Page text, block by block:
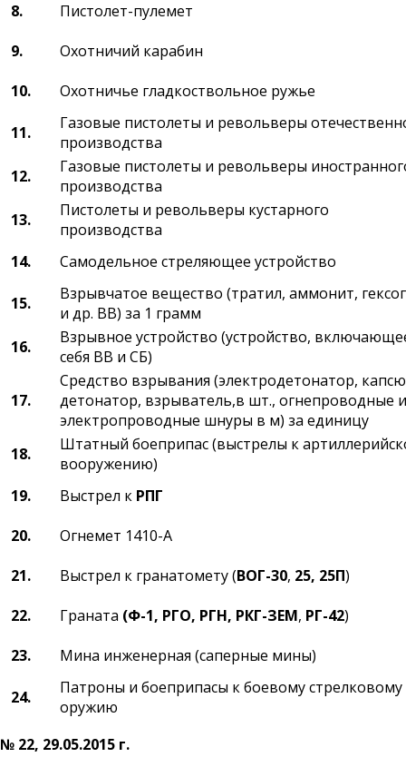
8.
Пистолет-пулемет
9.
Охотничий карабин
10.
Охотничье гладкоствольное ружье
11.
Газовые пистолеты и револьверы
производства
12.
Газовые пистолеты и револьверы
производства
13.
Пистолеты и револьверы кустарного
производства
14.
Самодельное стреляющее устройство
15.
Взрывчатое вещество (тратил, аммонит,
и др. ВВ) за 1 грамм
16.
Взрывное устройство (устройство,
себя ВВ и СБ)
17.
Средство взрывания (электродетонатор,
детонатор, взрыватель,в шт., огнепроводные и
электропроводные шнуры в м) за единицу
18.
Штатный боеприпас (выстрелы к
вооружению)
19.
Выстрел к РПГ
20.
Огнемет 1410-А
21.
Выстрел к гранатомету (ВОГ-30, 25, 25П)
22.
Граната (Ф-1, РГО, РГН, РКГ-ЗЕМ, РГ-42)
23.
Мина инженерная (саперные мины)
24.
Патроны и боеприпасы к боевому стрелковому
оружию
№ 22, 29.05.2015 г.